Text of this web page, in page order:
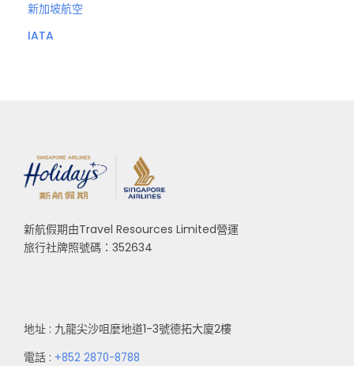
新加坡航空
IATA
新航假期由Travel Resources Limited營運
旅行社牌照號碼：352634
地址 : 九龍尖沙咀麼地道1-3號德拓大廈2樓
電話 : +852 2870-8788